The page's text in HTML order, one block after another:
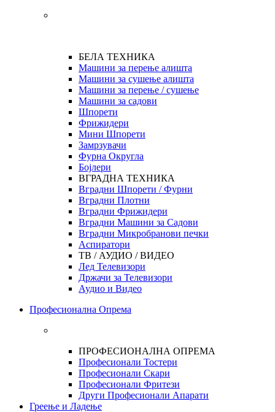
БЕЛА ТЕХНИКА
Машини за перење алишта
Машини за сушење алишта
Машини за перење / сушење
Машини за садови
Шпорети
Фрижидери
Мини Шпорети
Замрзувачи
Фурна Округла
Бојлери
ВГРАДНА ТЕХНИКА
Вградни Шпорети / Фурни
Вградни Плотни
Вградни Фрижидери
Вградни Машини за Садови
Вградни Микробранови печки
Аспиратори
ТВ / АУДИО / ВИДЕО
Лед Телевизори
Држачи за Телевизори
Аудио и Видео
Професионална Опрема
ПРОФЕСИОНАЛНА ОПРЕМА
Професионали Тостери
Професионали Скари
Професионали Фритези
Други Професионали Апарати
Греење и Ладење